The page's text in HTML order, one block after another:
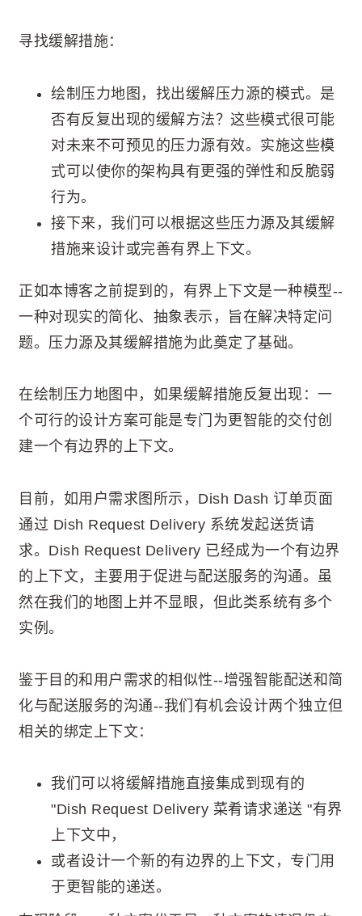
寻找缓解措施：
绘制压力地图，找出缓解压力源的模式。是
否有反复出现的缓解方法？这些模式很可能
对未来不可预见的压力源有效。实施这些模
式可以使你的架构具有更强的弹性和反脆弱
行为。
接下来，我们可以根据这些压力源及其缓解
措施来设计或完善有界上下文。
正如本博客之前提到的，有界上下文是一种模型--
一种对现实的简化、抽象表示，旨在解决特定问
题。压力源及其缓解措施为此奠定了基础。
在绘制压力地图中，如果缓解措施反复出现：一
个可行的设计方案可能是专门为更智能的交付创
建一个有边界的上下文。
目前，如用户需求图所示，Dish Dash 订单页面
通过 Dish Request Delivery 系统发起送货请
求。Dish Request Delivery 已经成为一个有边界
的上下文，主要用于促进与配送服务的沟通。虽
然在我们的地图上并不显眼，但此类系统有多个
实例。
鉴于目的和用户需求的相似性--增强智能配送和简
化与配送服务的沟通--我们有机会设计两个独立但
相关的绑定上下文：
我们可以将缓解措施直接集成到现有的
"Dish Request Delivery 菜肴请求递送 "有界
上下文中，
或者设计一个新的有边界的上下文，专门用
于更智能的递送。